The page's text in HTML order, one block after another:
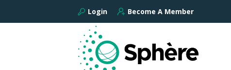
Login Become A Member